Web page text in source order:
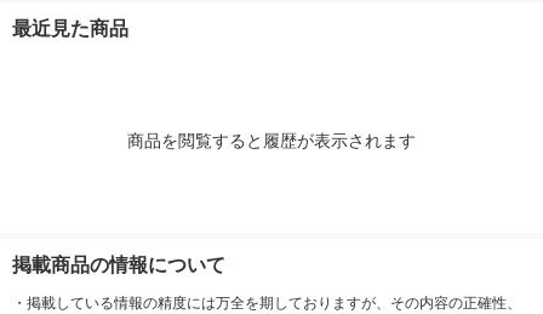
最近見た商品
商品を閲覧すると履歴が表示されます
掲載商品の情報について
・ 掲載している情報の精度には万全を期しておりますが、その内容の正確性、